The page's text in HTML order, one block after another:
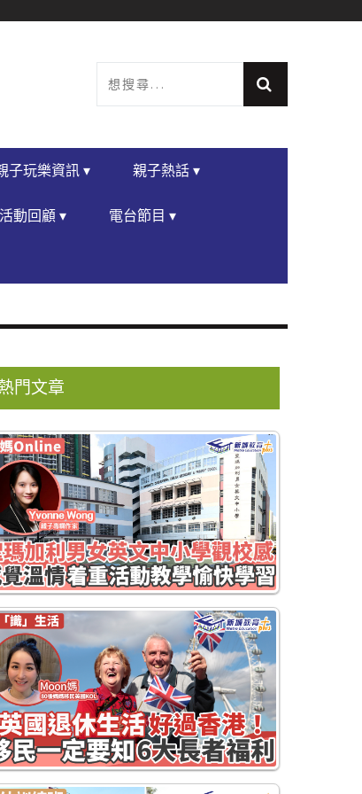
子玩樂資訊 ▾ 親子熱話 ▾
活動回顧 ▾ 電台節目 ▾
門文章